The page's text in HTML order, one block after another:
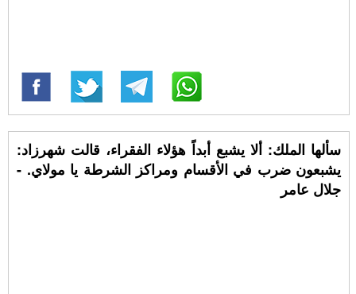
سألها الملك: ألا يشبع أبداً هؤلاء الفقراء، قالت شهرزاد:
يشبعون ضرب في الأقسام ومراكز الشرطة يا مولاي. -
جلال عامر